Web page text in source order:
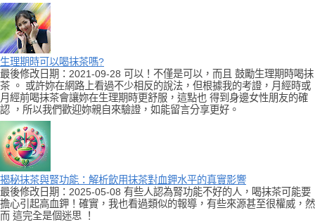
生理期時可以喝抹茶嗎?
最後修改日期：2021-09-28 可以！不僅是可以，而且 鼓勵生理期時喝抹
茶 。 或許妳在網路上看過不少相反的說法，但根據我的考證，月經時或
月經前喝抹茶會讓妳在生理期時更舒服，這點也 得到身邊女性朋友的確
認 ，所以我們歡迎妳親自來驗證，如能留言分享更好。
揭秘抹茶與腎功能：解析飲用抹茶對血鉀水平的真實影響
最後修改日期：2025-05-08 有些人認為腎功能不好的人，喝抹茶可能要
擔心引起高血鉀！確實，我也看過類似的報導，有些來源甚至很權威，然
而 這完全是個迷思 ！